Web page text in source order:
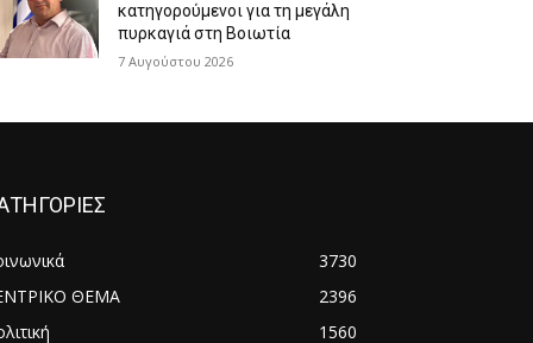
κατηγορούμενοι για τη μεγάλη
πυρκαγιά στη Βοιωτία
7 Αυγούστου 2026
3730
ΘΕΜΑ
2396
1560